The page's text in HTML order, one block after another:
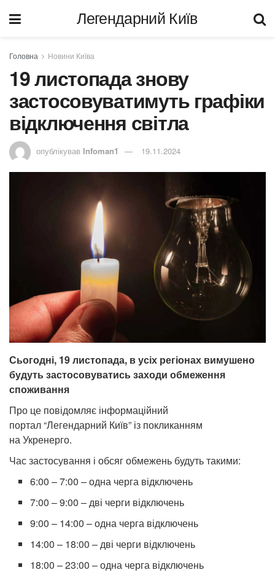
Легендарний Київ
Головна Новини Київа
19 листопада знову
застосовуватимуть графіки
відключення світла
опублікував Infoman1 19.11.2024
Сьогодні, 19 листопада, в усіх регіонах вимушено
будуть застосовуватись заходи обмеження
споживання
Про це повідомляє інформаційний
портал “Легендарний Київ” із покликанням
на Укренерго.
Час застосування і обсяг обмежень будуть такими:
6:00 – 7:00 – одна черга відключень
7:00 – 9:00 – дві черги відключень
9:00 – 14:00 – одна черга відключень
14:00 – 18:00 – дві черги відключень
18:00 – 23:00 – одна черга відключень